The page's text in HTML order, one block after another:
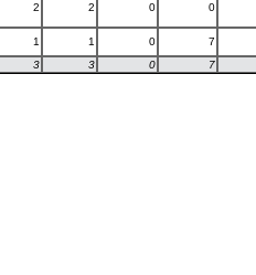
2 2 0 0
1 1 0
7
3 3 0 7